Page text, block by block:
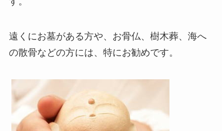
遠くにお墓がある方や、お骨仏、樹木葬、海へ
の散骨などの方には、特にお勧めです。